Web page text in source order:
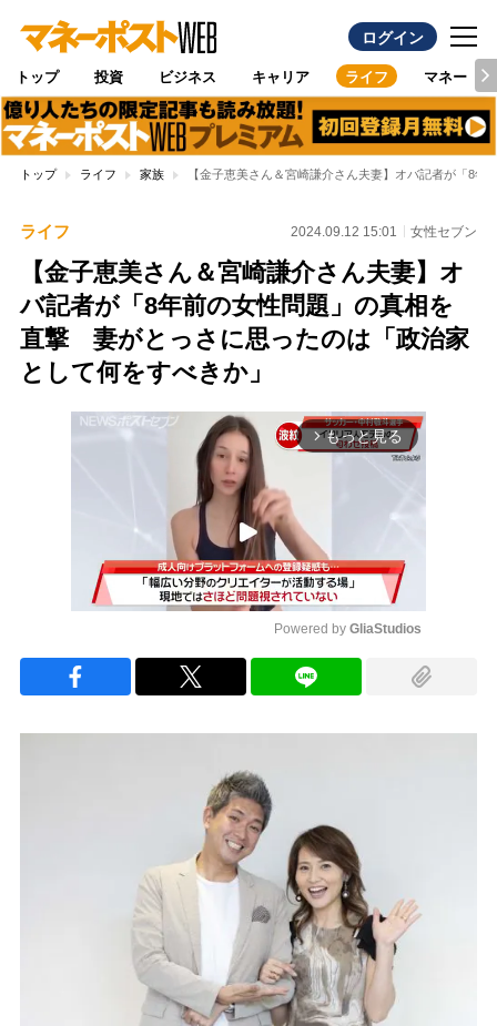
ログイン
トップ 投資 ビジネス キャリア ライフ マネー
トップ ライフ 家族 【金子恵美さん＆宮崎謙介さん夫妻】オバ記者が「8
ライフ 2024.09.12 15:01 女性セブン
【金子恵美さん＆宮崎謙介さん夫妻】オ
バ記者が「8年前の女性問題」の真相を
直撃 妻がとっさに思ったのは「政治家
として何をすべきか」
arrow_forward_ios もっと見る
Powered by GliaStudios